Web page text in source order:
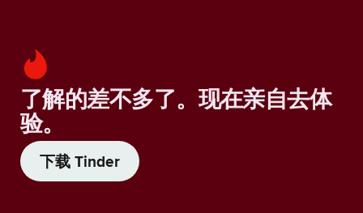
了解的差不多了。现在亲自去体
验。
下载 Tinder